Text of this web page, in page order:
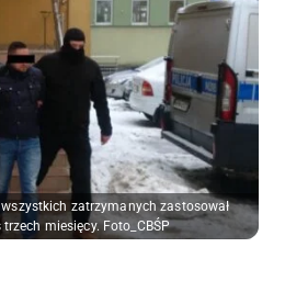
zatrzymanych zastosował
miesięcy. Foto_CBŚP